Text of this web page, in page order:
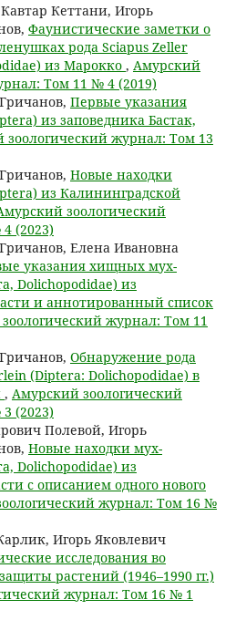
Кеттани, Игорь
Фаунистические заметки о
рода Sciapus Zeller
из Марокко , Амурский
Том 11 № 4 (2019)
Первые указания
из заповедника Бастак,
зоологический журнал: Том 13
Новые находки
из Калининградской
зоологический
(2023)
Елена Ивановна
указания хищных мух-
Dolichopodidae) из
и аннотированный список
журнал: Том 11
Обнаружение рода
(Diptera: Dolichopodidae) в
, Амурский зоологический
(2023)
Полевой, Игорь
Новые находки мух-
Dolichopodidae) из
с описанием одного нового
журнал: Том 16 №
Игорь Яковлевич
исследования во
растений (1946–1990 гг.)
журнал: Том 16 № 1